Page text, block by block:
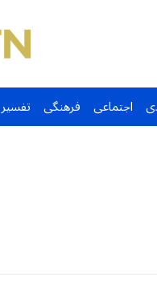
اجتماعی فرهنگی تفسیر